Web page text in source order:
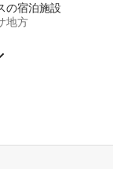
の宿泊施設
地方